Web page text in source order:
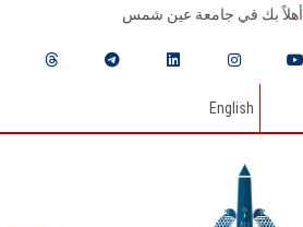
أهلاً بك في جامعة عين شمس
English